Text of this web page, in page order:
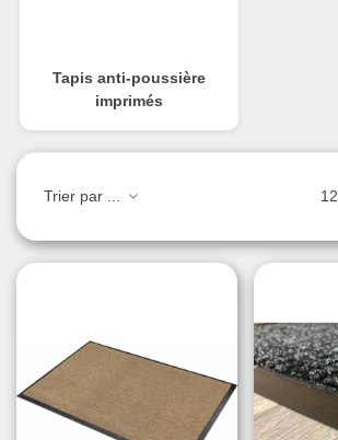
Tapis anti-poussière
imprimés
Trier par ... 12